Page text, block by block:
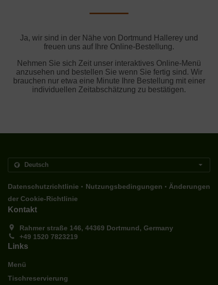
Ja, wir sind in der Nähe von Dortmund Hallerey und
freuen uns auf Ihre Online-Bestellung.
Nehmen Sie sich Zeit unser interaktives Online-Menü
anzusehen und bestellen Sie wenn Sie fertig sind. Wir
brauchen nur etwa eine Minute Ihre Bestellung mit einer
individuellen Zeitabschätzung zu bestätigen.
Datenschutzrichtlinie . Nutzungsbedingungen . Änderungen
der Cookie-Richtlinie
Kontakt
Rahmer straße 146, 44369 Dortmund, Germany
+49 1520 7823219
Links
Menü
Tischreservierung